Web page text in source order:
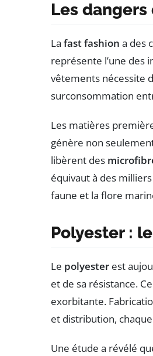
Les
La fast fashion a des
représente l’une des
vêtements nécessite
surconsommation
Les matières
génère non
libèrent des
équivaut à des
faune et la flore
Polyester :
Le polyester est
et de sa résistance.
exorbitante.
et distribution,
Une étude a révélé